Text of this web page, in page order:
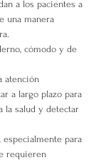
a los pacientes a
una manera
cómodo y de
atención
a largo plazo para
la salud y detectar
para
requieren